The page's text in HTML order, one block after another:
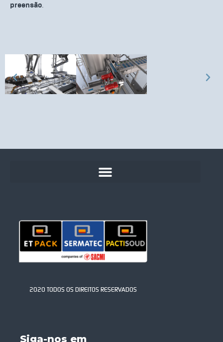
preensão.
2020 TODOS OS DIREITOS RESERVADOS
Siga-nos em